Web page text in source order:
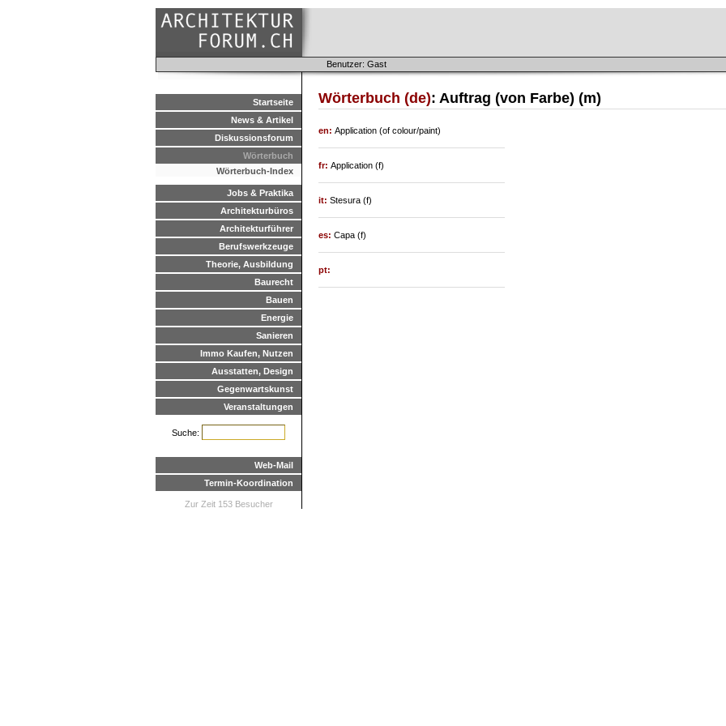
Benutzer: Gast
Startseite
News & Artikel
Diskussionsforum
Wörterbuch
Wörterbuch-Index
Jobs & Praktika
Architekturbüros
Architekturführer
Berufswerkzeuge
Theorie, Ausbildung
Baurecht
Bauen
Energie
Sanieren
Immo Kaufen, Nutzen
Ausstatten, Design
Gegenwartskunst
Veranstaltungen
Suche:
Web-Mail
Termin-Koordination
Zur Zeit 153 Besucher
Wörterbuch (de): Auftrag (von Farbe) (m)
en: Application (of colour/paint)
fr: Application (f)
it: Stesura (f)
es: Capa (f)
pt: